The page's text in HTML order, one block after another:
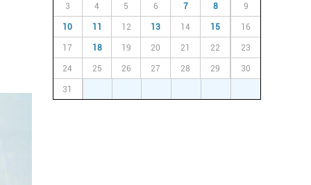
3 4 5 6 7 8 9
10 11 12 13 14 15 16
17 18 19 20 21 22 23
24 25 26 27 28 29 30
31